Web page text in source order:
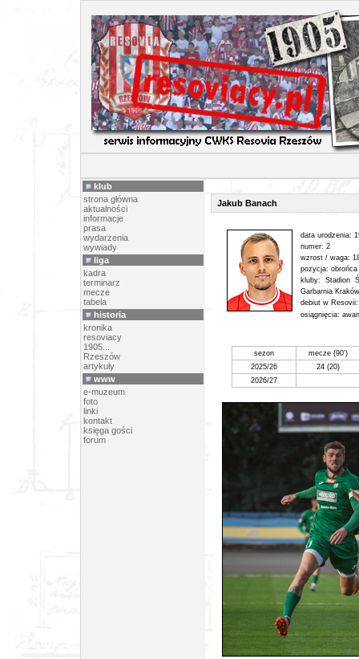
klub
strona główna
aktualności
informacje
prasa
wydarzenia
wywiady
liga
kadra
terminarz
mecze
tabela
historia
kronika
resoviacy
1905...
Rzeszów
artykuły
www
e-muzeum
foto
linki
kontakt
księga gości
forum
Jakub Banach
data urodzenia:
numer: 2
wzrost / waga:
pozycja: obrońca
kluby: Stadion
Garbarnia
debiut w
osiągnięcia:
sezon
mecze (90')
2025/26
24 (20)
2026/27